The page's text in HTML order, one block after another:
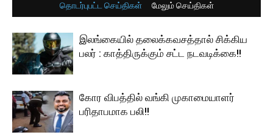
தொடர்புபட்ட செய்திகள் மேலும் செய்திகள்
இலங்கையில் தலைக்கவசத்தால் சிக்கிய
பலர் : காத்திருக்கும் சட்ட நடவடிக்கை!!
கோர விபத்தில் வங்கி முகாமையாளர்
பரிதாபமாக பலி!!